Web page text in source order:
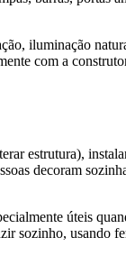
iluminação
com a
estrutura),
decoram
úteis
sozinho, usando